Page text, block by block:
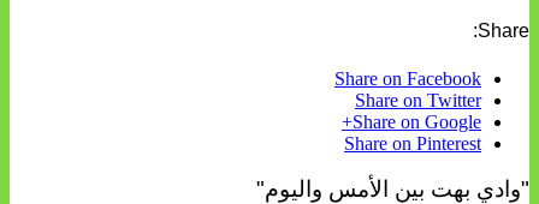
Share:
Share on Facebook
Share on Twitter
Share on Google+
Share on Pinterest
"وادي بهت بين الأمس واليوم"